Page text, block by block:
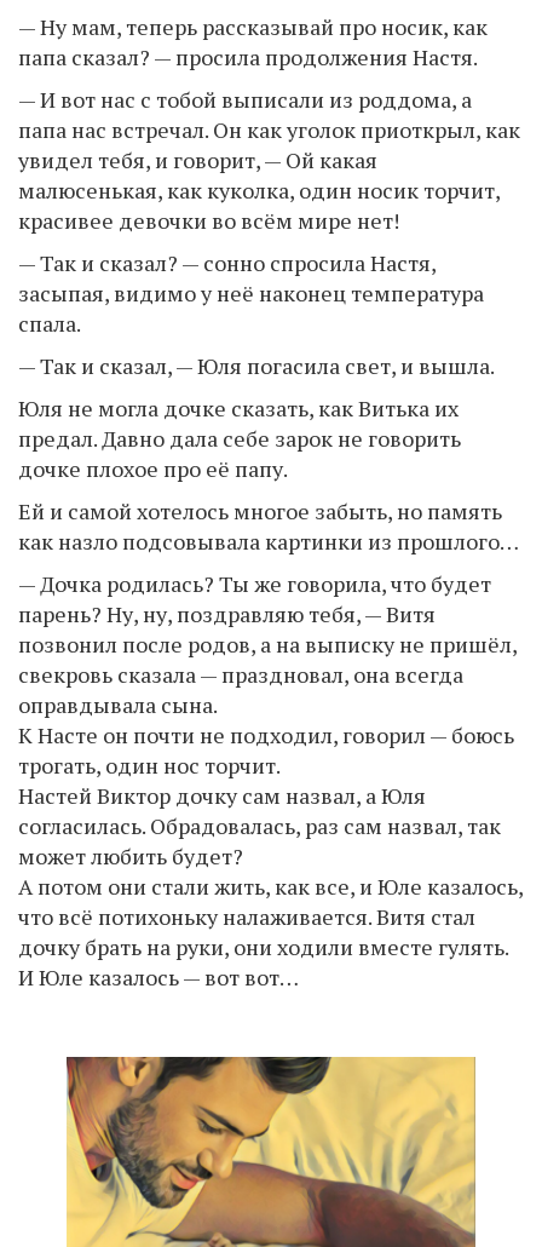
— Ну мам, теперь рассказывай про носик, как
папа сказал? — просила продолжения Настя.
— И вот нас с тобой выписали из роддома, а
папа нас встречал. Он как уголок приоткрыл, как
увидел тебя, и говорит, — Ой какая
малюсенькая, как куколка, один носик торчит,
красивее девочки во всём мире нет!
— Так и сказал? — сонно спросила Настя,
засыпая, видимо у неё наконец температура
спала.
— Так и сказал, — Юля погасила свет, и вышла.
Юля не могла дочке сказать, как Витька их
предал. Давно дала себе зарок не говорить
дочке плохое про её папу.
Ей и самой хотелось многое забыть, но память
как назло подсовывала картинки из прошлого…
— Дочка родилась? Ты же говорила, что будет
парень? Ну, ну, поздравляю тебя, — Витя
позвонил после родов, а на выписку не пришёл,
свекровь сказала — праздновал, она всегда
оправдывала сына.
К Насте он почти не подходил, говорил — боюсь
трогать, один нос торчит.
Настей Виктор дочку сам назвал, а Юля
согласилась. Обрадовалась, раз сам назвал, так
может любить будет?
А потом они стали жить, как все, и Юле казалось,
что всё потихоньку налаживается. Витя стал
дочку брать на руки, они ходили вместе гулять.
И Юле казалось — вот вот…